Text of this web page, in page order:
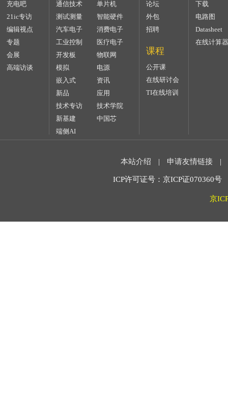
充电吧
21ic专访
编辑视点
专题
会展
高端访谈
通信技术
单片机
测试测量
智能硬件
汽车电子
消费电子
工业控制
医疗电子
开发板
物联网
模拟
电源
嵌入式
资讯
新品
应用
技术专访
技术学院
新基建
中国芯
端侧AI
论坛
外包
招聘
课程
公开课
在线研讨会
TI在线培训
下载
电路图
Datasheet
在线计算器
本站介绍 | 申请友情链接 |
ICP许可证号：京ICP证070360
京